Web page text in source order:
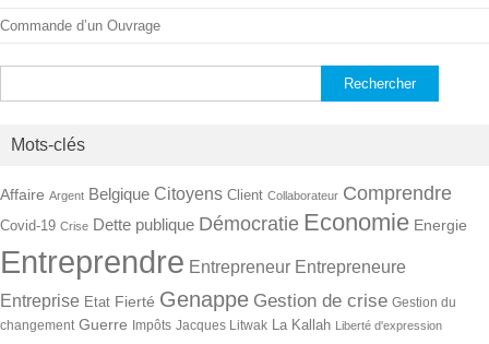
Commande d’un Ouvrage
Mots-clés
Affaire Argent Belgique Citoyens Client Collaborateur Comprendre
Covid-19 Crise Dette publique Démocratie Economie Energie
Entreprendre Entrepreneur Entrepreneure
Entreprise Etat Fierté Genappe Gestion de crise Gestion du
changement Guerre Impôts Jacques Litwak La Kallah Liberté d'expression